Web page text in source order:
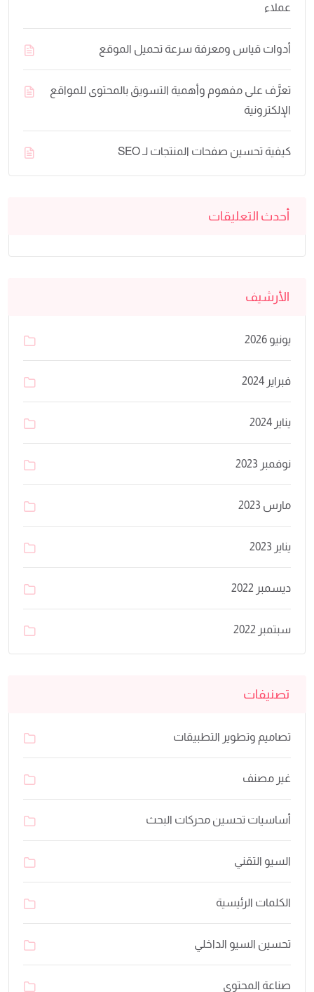
عملاء
أدوات قياس ومعرفة سرعة تحميل الموقع
تعرَّف على مفهوم وأهمية التسويق بالمحتوى للمواقع
الإلكترونية
كيفية تحسين صفحات المنتجات لـ SEO
أحدث التعليقات
الأرشيف
يونيو 2026
فبراير 2024
يناير 2024
نوفمبر 2023
مارس 2023
يناير 2023
ديسمبر 2022
سبتمبر 2022
تصنيفات
تصاميم وتطوير التطبيقات
غير مصنف
أساسيات تحسين محركات البحث
السيو التقني
الكلمات الرئيسية
تحسين السيو الداخلي
صناعة المحتوى